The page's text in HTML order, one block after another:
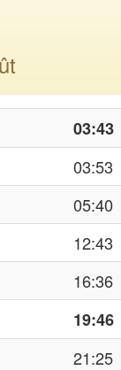
03:43
03:53
05:40
12:43
16:36
19:46
21:25